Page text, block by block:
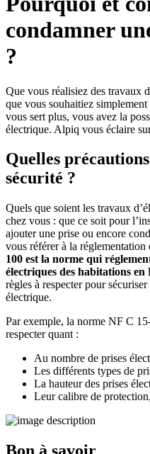
condamner
?
Que vous réalisiez des travaux
que vous souhaitiez
vous sert plus, vous avez la
électrique. Alpiq vous éclaire
Quelles
sécurité ?
Quels que soient les travaux
chez vous : que ce soit pour
ajouter une prise ou encore
vous référer à la réglementation
100 est la norme qui
électriques des habitations en
règles à respecter pour
électrique.
Par exemple, la norme NF C
respecter quant :
Au nombre de prises
Les différents types de
La hauteur des prises
Leur calibre de